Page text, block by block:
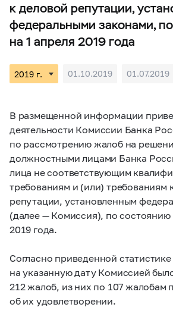
к деловой репутации,
федеральными законами,
на 1 апреля 2019 года
01.10.2019 01.07.2019
В размещенной информации
деятельности Комиссии Банка
по рассмотрению жалоб на
должностными лицами Банка
лица не соответствующим
требованиям и (или) требованиям
репутации, установленным
(далее — Комиссия), по состоянию
2019 года.
Согласно приведенной
на указанную дату Комиссией
212 жалоб, из них по 107 жалобам
об их удовлетворении.